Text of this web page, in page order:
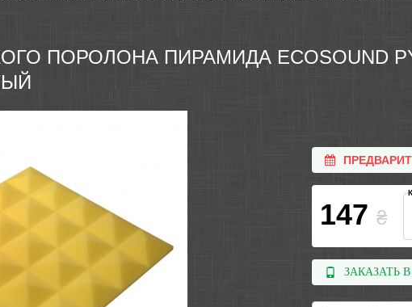
ПОРОЛОНА ПИРАМИДА ECOSOUND
147 ₴
ЗАКАЗАТЬ